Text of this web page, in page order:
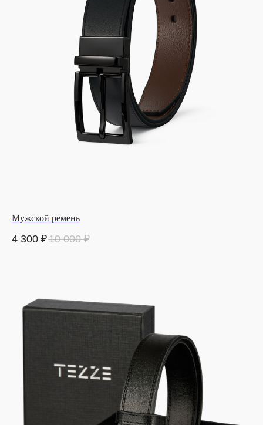
Мужской ремень
4 300 ₽10 000 ₽